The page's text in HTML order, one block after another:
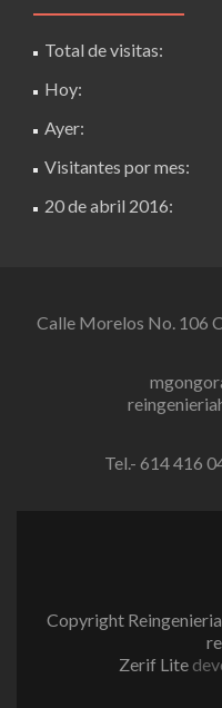
Total de visitas:
Hoy:
Ayer:
Visitantes por mes:
20 de abril 2016:
Calle Morelos No. 106
Tel.- 614 416
Copyright
Zerif Lite